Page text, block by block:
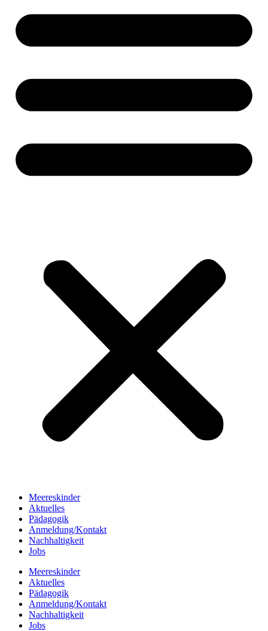
Meereskinder
Aktuelles
Pädagogik
Anmeldung/Kontakt
Nachhaltigkeit
Jobs
Meereskinder
Aktuelles
Pädagogik
Anmeldung/Kontakt
Nachhaltigkeit
Jobs